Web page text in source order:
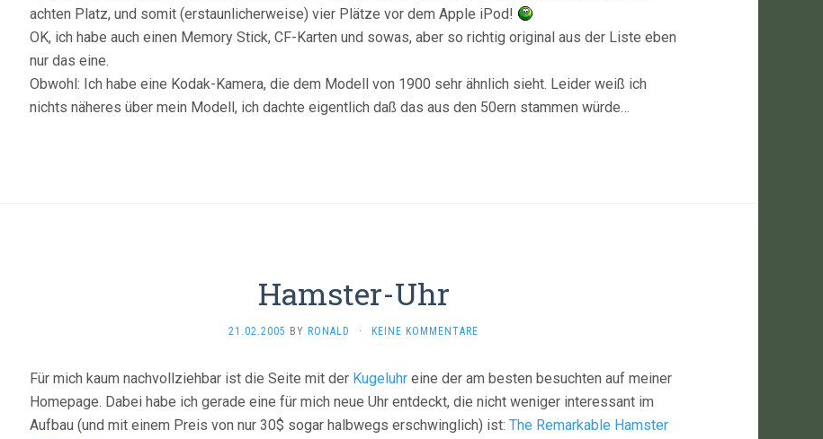
achten Platz, und somit (erstaunlicherweise) vier Plätze vor dem Apple iPod!
OK, ich habe auch einen Memory Stick, CF-Karten und sowas, aber so richtig original aus der Liste eben
nur das eine.
Obwohl: Ich habe eine Kodak-Kamera, die dem Modell von 1900 sehr ähnlich sieht. Leider weiß ich
nichts näheres über mein Modell, ich dachte eigentlich daß das aus den 50ern stammen würde…
Hamster-Uhr
21.02.2005 BY RONALD · KEINE KOMMENTARE
Für mich kaum nachvollziehbar ist die Seite mit der Kugeluhr eine der am besten besuchten auf meiner
Homepage. Dabei habe ich gerade eine für mich neue Uhr entdeckt, die nicht weniger interessant im
Aufbau (und mit einem Preis von nur 30$ sogar halbwegs erschwinglich) ist: The Remarkable Hamster